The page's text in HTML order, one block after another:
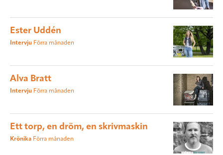
Ester Uddén
Intervju Förra månaden
Alva Bratt
Intervju Förra månaden
Ett torp, en dröm, en skrivmaskin
Krönika Förra månaden